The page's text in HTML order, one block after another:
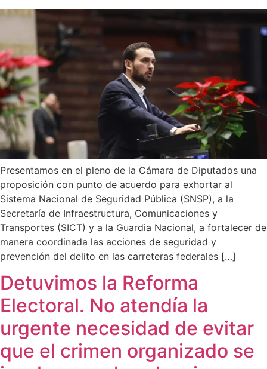
Presentamos en el pleno de la Cámara de Diputados una
proposición con punto de acuerdo para exhortar al
Sistema Nacional de Seguridad Pública (SNSP), a la
Secretaría de Infraestructura, Comunicaciones y
Transportes (SICT) y a la Guardia Nacional, a fortalecer de
manera coordinada las acciones de seguridad y
prevención del delito en las carreteras federales […]
Detuvimos la Reforma
Electoral. No atendía la
urgente necesidad de evitar
que el crimen organizado se